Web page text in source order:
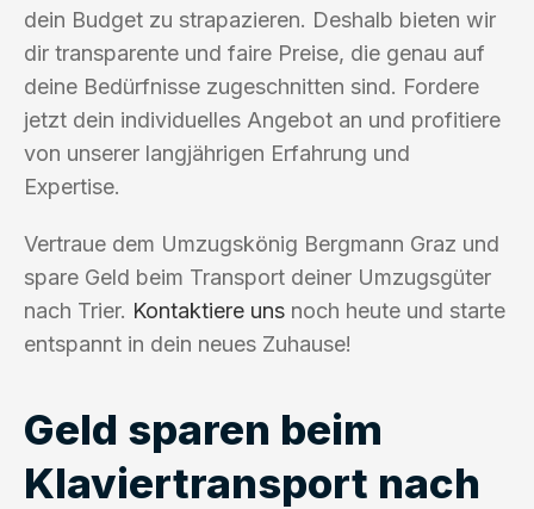
dein Budget zu strapazieren. Deshalb bieten wir
dir transparente und faire Preise, die genau auf
deine Bedürfnisse zugeschnitten sind. Fordere
jetzt dein individuelles Angebot an und profitiere
von unserer langjährigen Erfahrung und
Expertise.
Vertraue dem Umzugskönig Bergmann Graz und
spare Geld beim Transport deiner Umzugsgüter
nach Trier. Kontaktiere uns noch heute und starte
entspannt in dein neues Zuhause!
Geld sparen beim
Klaviertransport nach